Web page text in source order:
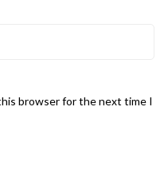
browser for the next time I